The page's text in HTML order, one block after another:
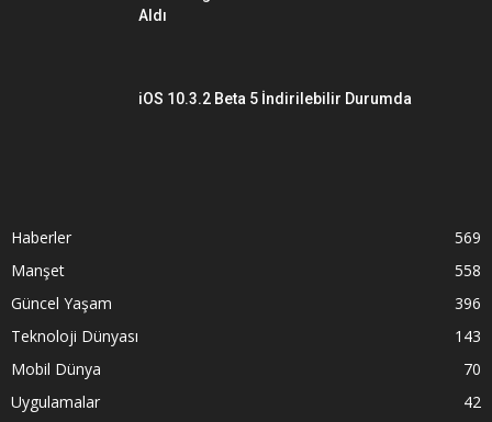
Aldı
iOS 10.3.2 Beta 5 İndirilebilir Durumda
Haberler
569
Manşet
558
Güncel Yaşam
396
Teknoloji Dünyası
143
Mobil Dünya
70
Uygulamalar
42